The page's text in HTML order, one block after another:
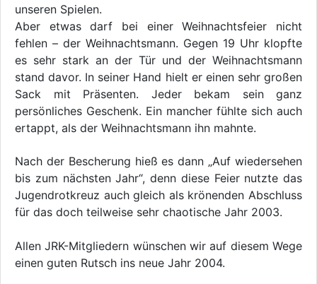
unseren Spielen.
Aber etwas darf bei einer Weihnachtsfeier nicht
fehlen – der Weihnachtsmann. Gegen 19 Uhr klopfte
es sehr stark an der Tür und der Weihnachtsmann
stand davor. In seiner Hand hielt er einen sehr großen
Sack mit Präsenten. Jeder bekam sein ganz
persönliches Geschenk. Ein mancher fühlte sich auch
ertappt, als der Weihnachtsmann ihn mahnte.
Nach der Bescherung hieß es dann „Auf wiedersehen
bis zum nächsten Jahr“, denn diese Feier nutzte das
Jugendrotkreuz auch gleich als krönenden Abschluss
für das doch teilweise sehr chaotische Jahr 2003.
Allen JRK-Mitgliedern wünschen wir auf diesem Wege
einen guten Rutsch ins neue Jahr 2004.